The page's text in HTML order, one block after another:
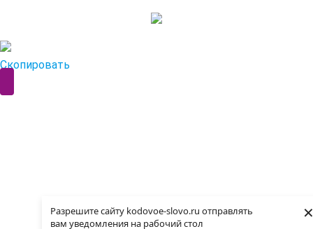
Разрешите сайту kodovoe-slovo.ru отправлять
вам уведомления на рабочий стол
×
Скопировать